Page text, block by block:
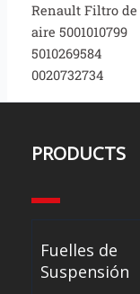
Renault Filtro de
aire 5001010799
5010269584
0020732734
PRODUCTS
Fuelles de
Suspensión